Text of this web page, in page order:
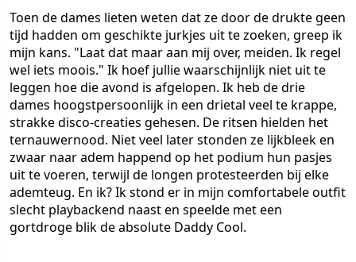
Toen de dames lieten weten dat ze door de drukte geen
tijd hadden om geschikte jurkjes uit te zoeken, greep ik
mijn kans. "Laat dat maar aan mij over, meiden. Ik regel
wel iets moois." Ik hoef jullie waarschijnlijk niet uit te
leggen hoe die avond is afgelopen. Ik heb de drie
dames hoogstpersoonlijk in een drietal veel te krappe,
strakke disco-creaties gehesen. De ritsen hielden het
ternauwernood. Niet veel later stonden ze lijkbleek en
zwaar naar adem happend op het podium hun pasjes
uit te voeren, terwijl de longen protesteerden bij elke
ademteug. En ik? Ik stond er in mijn comfortabele outfit
slecht playbackend naast en speelde met een
gortdroge blik de absolute Daddy Cool.